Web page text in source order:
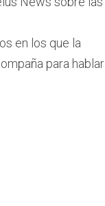
en los que la
para hablar